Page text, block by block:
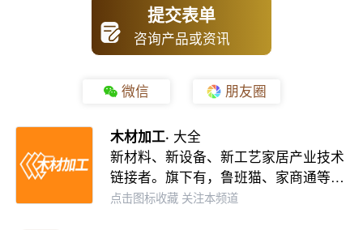
提交表单
咨询产品或资讯
微信 朋友圈
木材加工· 大全
新材料、新设备、新工艺家居产业技术
链接者。旗下有，鲁班猫、家商通等…
点击图标收藏 关注本频道